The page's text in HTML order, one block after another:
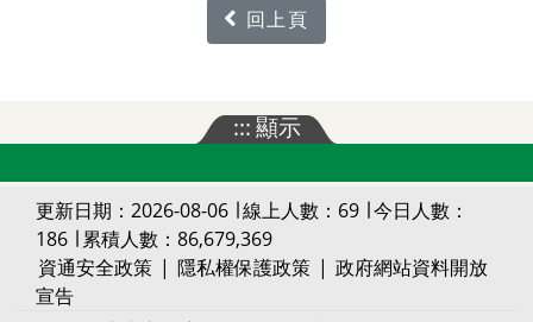
回上頁
:::顯示
更新日期：2026-08-06 ∣ 線上人數：69 ∣ 今日人數：
186 ∣ 累積人數：86,679,369
資通安全政策 | 隱私權保護政策 | 政府網站資料開放
宣告